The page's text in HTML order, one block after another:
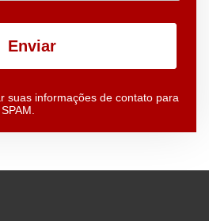
Enviar
suas informações de contato para